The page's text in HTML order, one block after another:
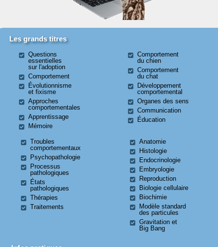
Les grands titres
Questions
essentielles
sur l'adoption
Comportement
Évolutionnisme
et fixisme
Approches
comportementales
Apprentissage
Mémoire
Comportement
du chien
Comportement
du chat
Développement
comportemental
Organes des sens
Communication
Éducation
Troubles
comportementaux
Psychopathologie
Processus
pathologiques
États
pathologiques
Thérapies
Traitements
Anatomie
Histologie
Endocrinologie
Embryologie
Reproduction
Biologie cellulaire
Biochimie
Modèle standard
des particules
Gravitation et
Big Bang